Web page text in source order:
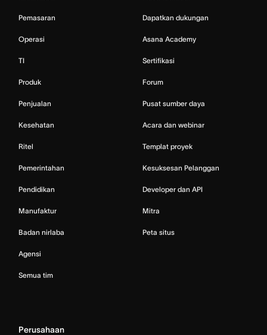
Pemasaran
Operasi
TI
Produk
Penjualan
Kesehatan
Ritel
Pemerintahan
Pendidikan
Manufaktur
Badan nirlaba
Agensi
Semua tim
Dapatkan dukungan
Asana Academy
Sertifikasi
Forum
Pusat sumber daya
Acara dan webinar
Templat proyek
Kesuksesan Pelanggan
Developer dan API
Mitra
Peta situs
Perusahaan